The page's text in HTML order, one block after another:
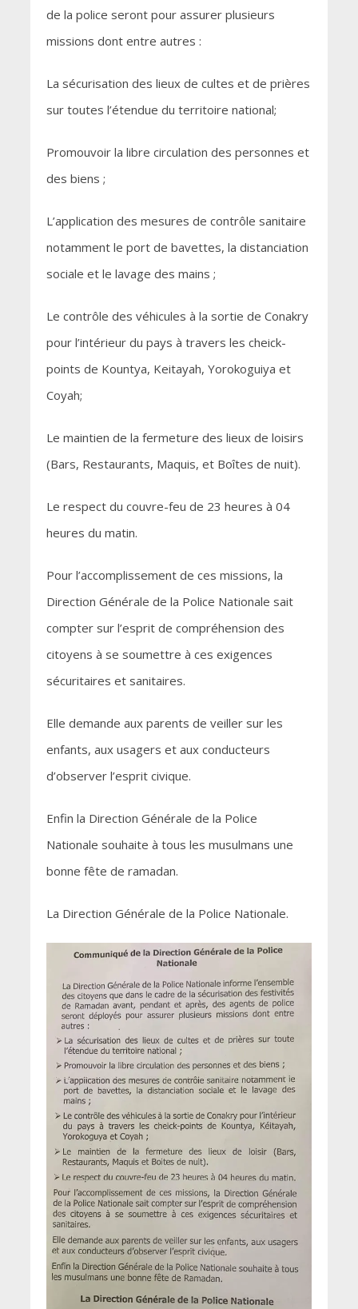
de la police seront pour assurer plusieurs
missions dont entre autres :
La sécurisation des lieux de cultes et de prières
sur toutes l’étendue du territoire national;
Promouvoir la libre circulation des personnes et
des biens ;
L’application des mesures de contrôle sanitaire
notamment le port de bavettes, la distanciation
sociale et le lavage des mains ;
Le contrôle des véhicules à la sortie de Conakry
pour l’intérieur du pays à travers les cheick-
points de Kountya, Keitayah, Yorokoguiya et
Coyah;
Le maintien de la fermeture des lieux de loisirs
(Bars, Restaurants, Maquis, et Boîtes de nuit).
Le respect du couvre-feu de 23 heures à 04
heures du matin.
Pour l’accomplissement de ces missions, la
Direction Générale de la Police Nationale sait
compter sur l’esprit de compréhension des
citoyens à se soumettre à ces exigences
sécuritaires et sanitaires.
Elle demande aux parents de veiller sur les
enfants, aux usagers et aux conducteurs
d’observer l’esprit civique.
Enfin la Direction Générale de la Police
Nationale souhaite à tous les musulmans une
bonne fête de ramadan.
La Direction Générale de la Police Nationale.